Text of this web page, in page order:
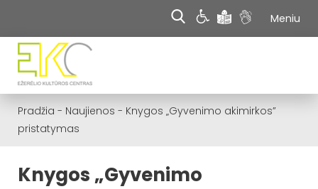
Meniu
Pradžia - Naujienos - Knygos „Gyvenimo akimirkos”
pristatymas
Knygos „Gyvenimo